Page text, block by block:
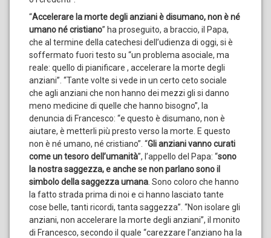
“Accelerare la morte degli anziani è disumano, non è né
umano né cristiano” ha proseguito, a braccio, il Papa,
che al termine della catechesi dell’udienza di oggi, si è
soffermato fuori testo su “un problema asociale, ma
reale: quello di pianificare , accelerare la morte degli
anziani”. “Tante volte si vede in un certo ceto sociale
che agli anziani che non hanno dei mezzi gli si danno
meno medicine di quelle che hanno bisogno”, la
denuncia di Francesco: “e questo è disumano, non è
aiutare, è metterli più presto verso la morte. E questo
non è né umano, né cristiano”. “Gli anziani vanno curati
come un tesoro dell’umanità”, l’appello del Papa: “sono
la nostra saggezza, e anche se non parlano sono il
simbolo della saggezza umana . Sono coloro che hanno
la fatto strada prima di noi e ci hanno lasciato tante
cose belle, tanti ricordi, tanta saggezza”. “Non isolare gli
anziani, non accelerare la morte degli anziani”, il monito
di Francesco, secondo il quale “carezzare l’anziano ha la